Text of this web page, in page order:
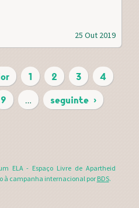
25 Out 2019
1 2 3
4
9 …
seguinte ›
ELA - Espaço Livre de Apartheid
à campanha internacional por BDS.